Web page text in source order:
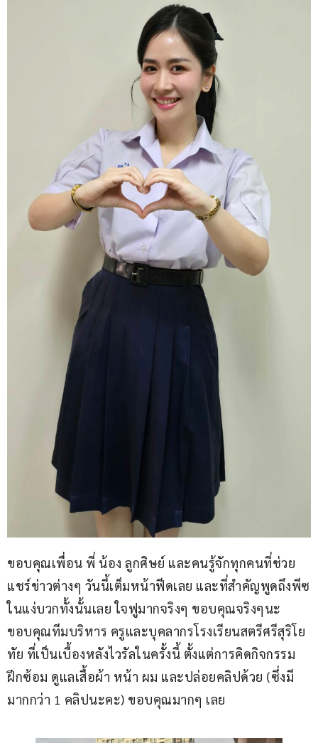
ขอบคุณเพื่อน พี่ น้อง ลูกศิษย์ และคนรู้จักทุกคนที่ช่วย
แชร์ข่าวต่างๆ วันนี้เต็มหน้าฟีดเลย และที่สำคัญพูดถึงพีซ
ในแง่บวกทั้งนั้นเลย ใจฟูมากจริงๆ ขอบคุณจริงๆนะ
ขอบคุณทีมบริหาร ครูและบุคลากรโรงเรียนสตรีศรีสุริโย
ทัย ที่เป็นเบื้องหลังไวรัลในครั้งนี้ ตั้งแต่การคิดกิจกรรม
ฝึกซ้อม ดูแลเสื้อผ้า หน้า ผม และปล่อยคลิปด้วย (ซึ่งมี
มากกว่า 1 คลิปนะคะ) ขอบคุณมากๆ เลย